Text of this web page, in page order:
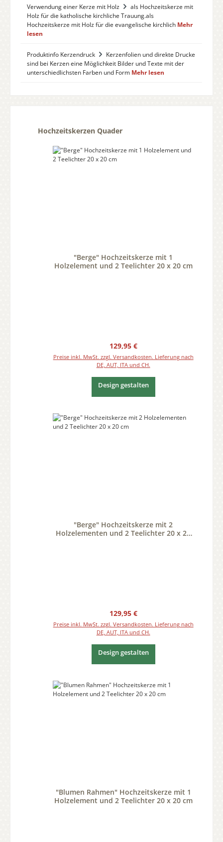
Verwendung einer Kerze mit Holz
als Hochzeitskerze mit
Holz für die katholische kirchliche Trauung.als
Hochzeitskerze mit Holz für die evangelische kirchlich Mehr
lesen
Produktinfo Kerzendruck
Kerzenfolien und direkte Drucke
sind bei Kerzen eine Möglichkeit Bilder und Texte mit der
unterschiedlichsten Farben und Form Mehr lesen
Produktgalerie überspringen
Hochzeitskerzen Quader
"Berge" Hochzeitskerze mit 1
Holzelement und 2 Teelichter 20 x 20 cm
Regulärer Preis:
129,95 €
Preise inkl. MwSt. zzgl. Versandkosten. Lieferung nach
DE, AUT, ITA und CH.
Design gestalten
"Berge" Hochzeitskerze mit 2
Holzelementen und 2 Teelichter 20 x 20
Regulärer Preis:
129,95 €
Preise inkl. MwSt. zzgl. Versandkosten. Lieferung nach
DE, AUT, ITA und CH.
Design gestalten
"Blumen Rahmen" Hochzeitskerze mit 1
Holzelement und 2 Teelichter 20 x 20 cm